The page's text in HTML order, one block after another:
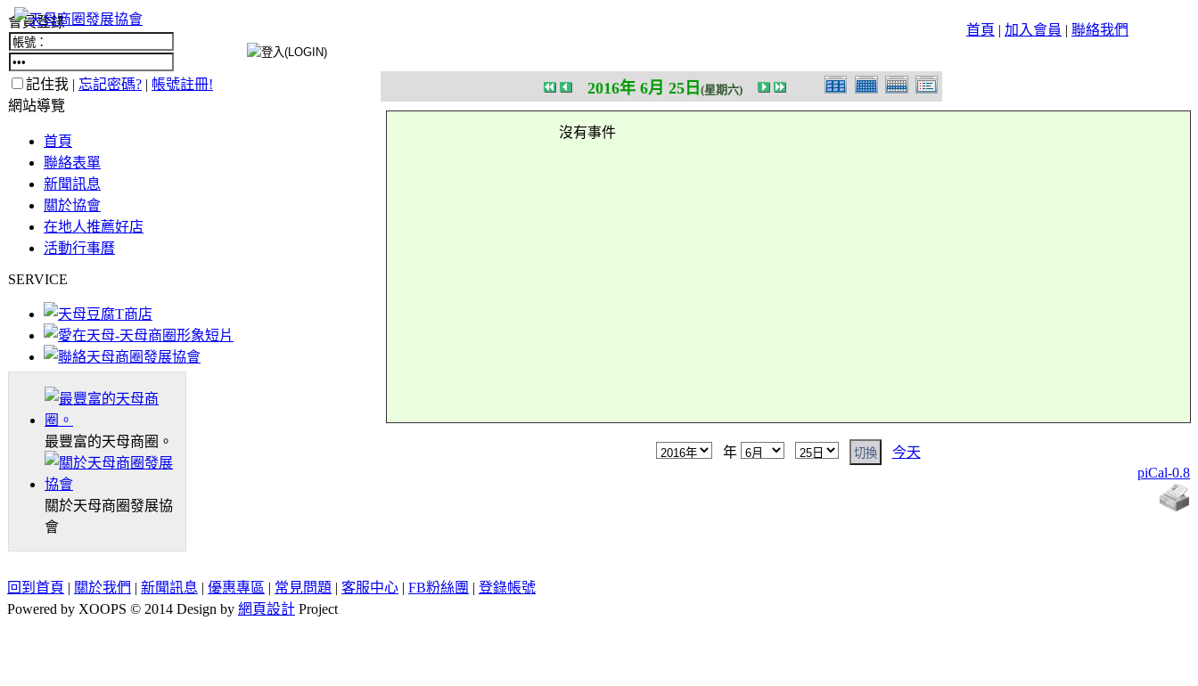
首頁 | 加入會員 | 聯絡我們
會員登錄
記住我 | 忘記密碼? | 帳號註冊!
網站導覽
首頁
聯絡表單
新聞訊息
關於協會
在地人推薦好店
活動行事曆
SERVICE
最豐富的天母商圈。
關於天母商圈發展協
會
2016年 6月 25日 (星期六)
沒有事件
年
今天
piCal-0.8
回到首頁 | 關於我們 | 新聞訊息 | 優惠專區 | 常見問題 | 客服中心 | FB粉絲團 | 登錄帳號
Powered by XOOPS © 2014 Design by 網頁設計 Project